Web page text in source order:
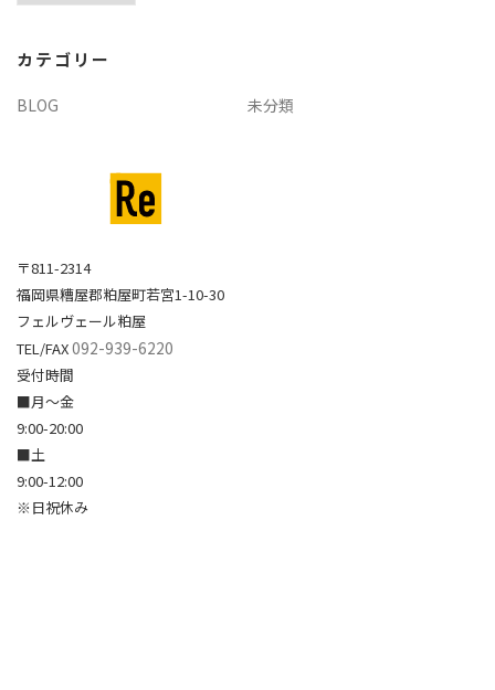
ブ
カテゴリー
BLOG 未分類
〒811-2314
福岡県糟屋郡粕屋町若宮1-10-30
フェルヴェール粕屋
TEL/FAX092-939-6220
受付時間
■月～金
9:00-20:00
■土
9:00-12:00
※日祝休み